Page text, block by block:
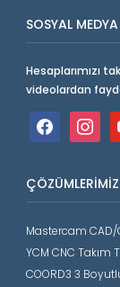
SOSYAL MEDYA
Hesaplarımızı
videolardan
facebook
ÇÖZÜMLERIMIZ
Mastercam CAD/
YCM CNC Takım
COORD3 3